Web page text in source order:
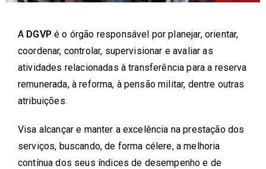
A DGVP é o órgão responsável por planejar, orientar,
coordenar, controlar, supervisionar e avaliar as
atividades relacionadas à transferência para a reserva
remunerada, à reforma, à pensão militar, dentre outras
atribuições.
Visa alcançar e manter a excelência na prestação dos
serviços, buscando, de forma célere, a melhoria
contínua dos seus índices de desempenho e de